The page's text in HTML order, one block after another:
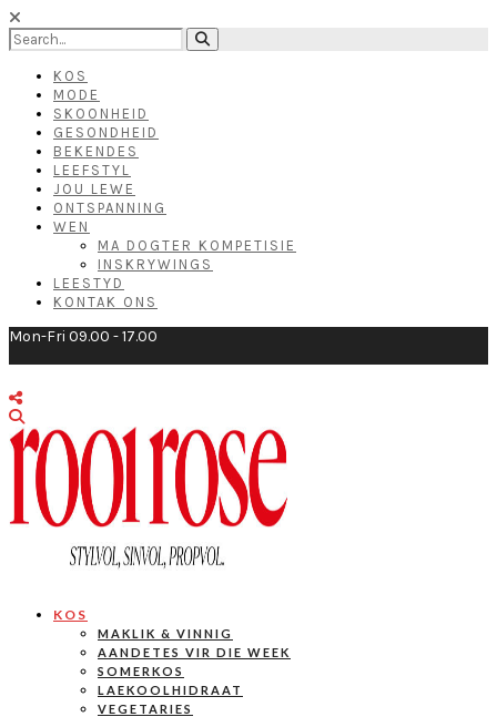
KOS
MODE
SKOONHEID
GESONDHEID
BEKENDES
LEEFSTYL
JOU LEWE
ONTSPANNING
WEN
MA DOGTER KOMPETISIE
INSKRYWINGS
LEESTYD
KONTAK ONS
Mon-Fri 09.00 - 17.00
KOS
MAKLIK & VINNIG
AANDETES VIR DIE WEEK
SOMERKOS
LAEKOOLHIDRAAT
VEGETARIES